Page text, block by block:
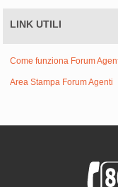
LINK UTILI
Come funziona Forum
Area Stampa Forum Agenti